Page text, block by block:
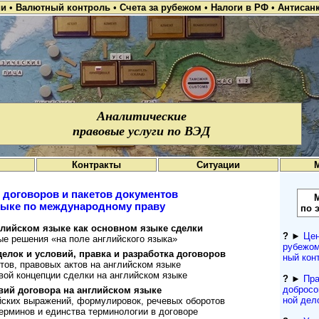
• Валютный контроль • Счета за рубежом • Налоги в РФ •
Аналитические
правовые услуги по ВЭД
Контракты Ситуации
и пакетов документов
по международному праву
языке как ос­нов­ном язы­ке сделки
решения «на по­ле анг­лийс­кого языка»
и условий, правка и раз­ра­ботка дого­воров
правовых актов на анг­лий­ском языке
концепции сделки на анг­лий­ском языке
дого­вора на анг­лий­ском языке
выражений, форму­ли­ро­вок, рече­вых обо­ротов
и един­ства терми­но­ло­гии в дого­воре
по
?►
ный
?►
ной